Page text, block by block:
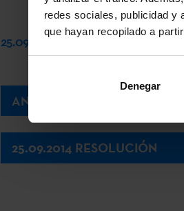
redes sociales, publicidad y
que hayan recopilado a
Denegar
25.09.2014 RESOLUCIÓN
ANEXO ARTES PLÁSTICAS
25.09.2014 RESOLUCIÓN